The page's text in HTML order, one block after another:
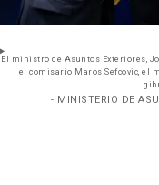
El ministro de Asuntos Exteriores,
el comisario Maros Sefcovic, el
- MINISTERIO DE